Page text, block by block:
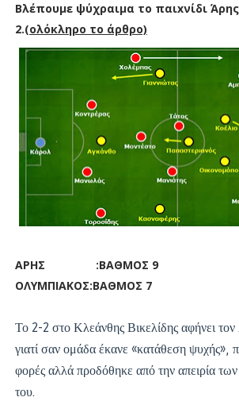
Βλέπουμε ψύχραιμα το παιxνίδι
2.(ολόκληρο το άρθρο)
ΑΡΗΣ :ΒΑΘΜΟΣ 9
ΟΛΥΜΠΙΑΚΟΣ:ΒΑΘΜΟΣ 7
Το 2-2 στο Κλεάνθης Βικελίδης αφήνει
γιατί σαν ομάδα έκανε «κατάθεση ψυχής»,
φορές αλλά προδόθηκε από την απειρία
του.